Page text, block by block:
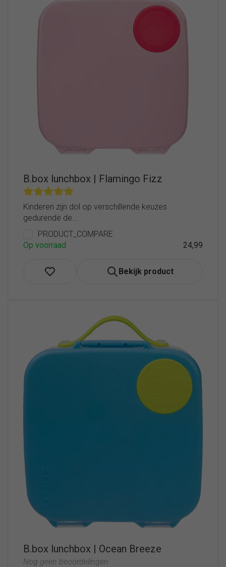
B.box lunchbox | Flamingo Fizz
Kinderen zijn dol op verschillende keuzes
gedurende de...
PRODUCT_COMPARE
Op voorraad
24,99
Bekijk product
B.box lunchbox | Ocean Breeze
Nog geen beoordelingen